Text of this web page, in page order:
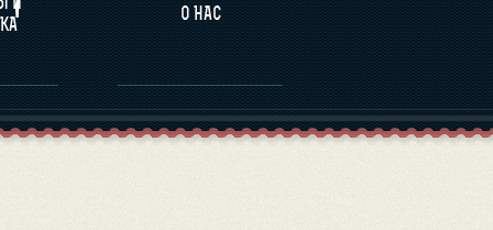
О НАС